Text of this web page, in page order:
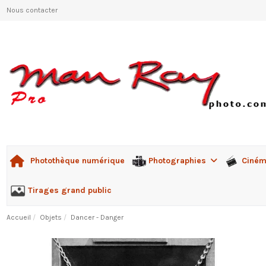
Nous contacter
Photothèque numérique Photographies
Tirages grand public
Accueil Objets Dancer - Danger